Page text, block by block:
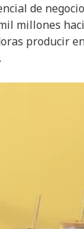
de
millones
producir